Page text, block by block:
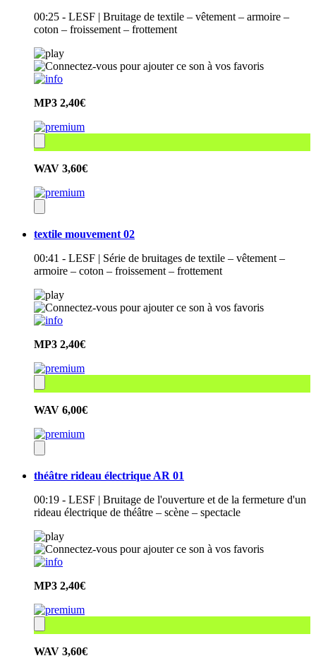
00:25 - LESF | Bruitage de textile – vêtement – armoire –
coton – froissement – frottement
MP3 2,40€
WAV 3,60€
textile mouvement 02
00:41 - LESF | Série de bruitages de textile – vêtement –
armoire – coton – froissement – frottement
MP3 2,40€
WAV 6,00€
théâtre rideau électrique AR 01
00:19 - LESF | Bruitage de l'ouverture et de la fermeture d'un
rideau électrique de théâtre – scène – spectacle
MP3 2,40€
WAV 3,60€